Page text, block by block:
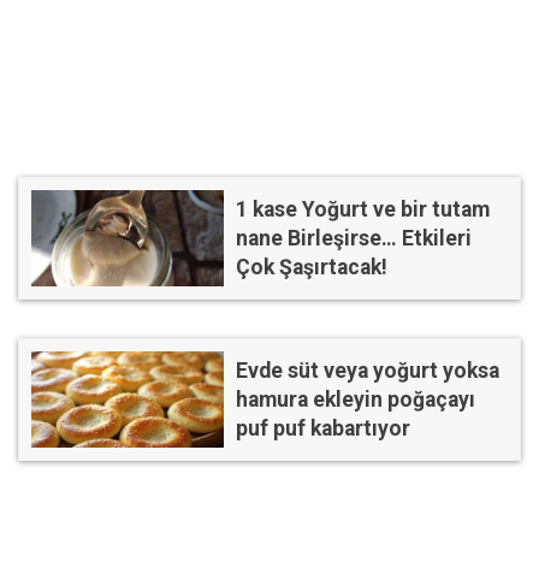
1 kase Yoğurt ve bir tutam
nane Birleşirse… Etkileri
Çok Şaşırtacak!
Evde süt veya yoğurt yoksa
hamura ekleyin poğaçayı
puf puf kabartıyor